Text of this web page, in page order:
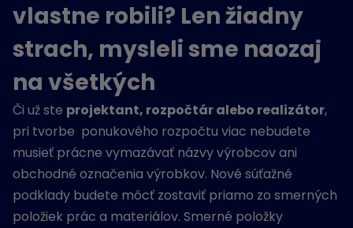
vlastne robili? Len žiadny
strach, mysleli sme naozaj
na všetkých
Či už ste projektant, rozpočtár alebo realizátor,
pri tvorbe ponukového rozpočtu viac nebudete
musieť prácne vymazávať názvy výrobcov ani
obchodné označenia výrobkov. Nové súťažné
podklady budete môcť zostaviť priamo zo smerných
položiek prác a materiálov. Smerné položky